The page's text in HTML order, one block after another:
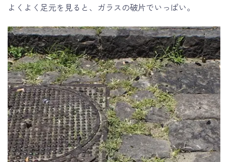
よくよく足元を見ると、ガラスの破片でいっぱい。